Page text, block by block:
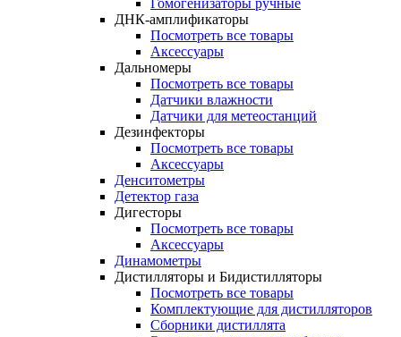
Гомогенизаторы ручные
ДНК-амплификаторы
Посмотреть все товары
Аксессуары
Дальномеры
Посмотреть все товары
Датчики влажности
Датчики для метеостанций
Дезинфекторы
Посмотреть все товары
Аксессуары
Денситометры
Детектор газа
Дигесторы
Посмотреть все товары
Аксессуары
Динамометры
Дистилляторы и Бидистилляторы
Посмотреть все товары
Комплектующие для дистилляторов
Сборники дистиллята